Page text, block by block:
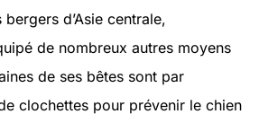
d’Asie centrale,
de nombreux autres moyens
de ses bêtes sont par
clochettes pour prévenir le chien